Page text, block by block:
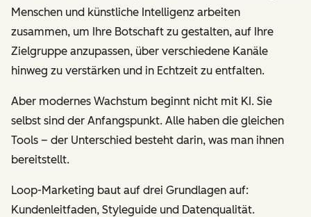
Menschen und künstliche Intelligenz arbeiten
zusammen, um Ihre Botschaft zu gestalten, auf Ihre
Zielgruppe anzupassen, über verschiedene Kanäle
hinweg zu verstärken und in Echtzeit zu entfalten.
Aber modernes Wachstum beginnt nicht mit KI. Sie
selbst sind der Anfangspunkt. Alle haben die gleichen
Tools – der Unterschied besteht darin, was man ihnen
bereitstellt.
Loop-Marketing baut auf drei Grundlagen auf:
Kundenleitfaden, Styleguide und Datenqualität.